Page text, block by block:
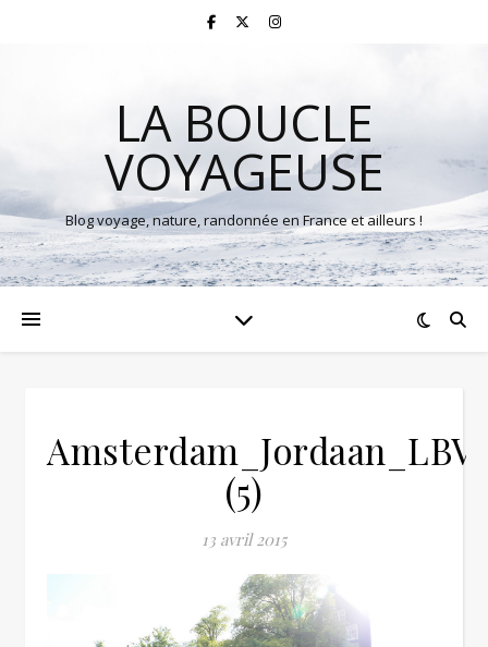
LA BOUCLE
VOYAGEUSE
Blog voyage, nature, randonnée en France et ailleurs !
Amsterdam_Jordaan_LBV
(5)
13 avril 2015